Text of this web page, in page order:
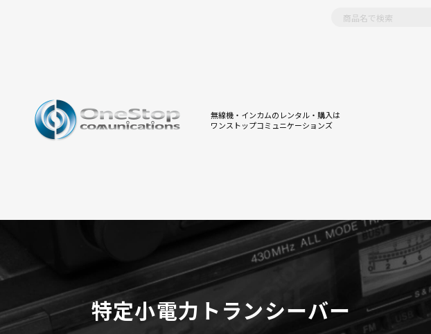
無線機・インカムのレンタル・購入は
ワンストップコミュニケーションズ
無線機
特定小電力トランシーバー